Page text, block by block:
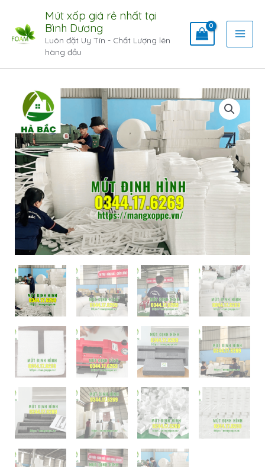
Mút xốp giá rẻ nhất tại
Bình Dương
Luôn đặt Uy Tín - Chất Lượng lên
hàng đầu